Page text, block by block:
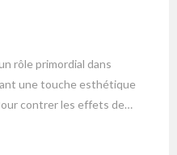
rôle primordial dans
une touche esthétique
contrer les effets de…